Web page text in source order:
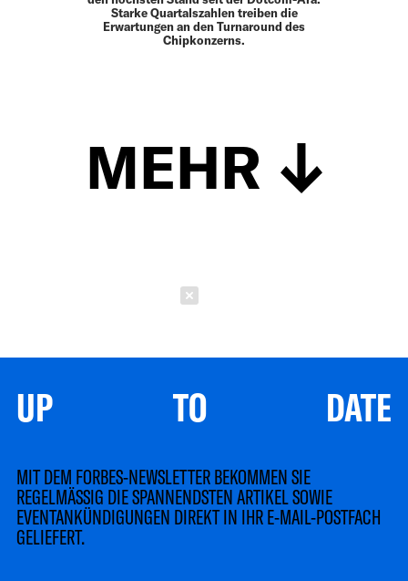
Starke Quartalszahlen treiben die
Erwartungen an den Turnaround des
Chipkonzerns.
MEHR
UP TO DATE
MIT DEM FORBES-NEWSLETTER BEKOMMEN SIE
REGELMÄSSIG DIE SPANNENDSTEN ARTIKEL SOWIE
EVENTANKÜNDIGUNGEN DIREKT IN IHR E-MAIL-POSTFACH
GELIEFERT.